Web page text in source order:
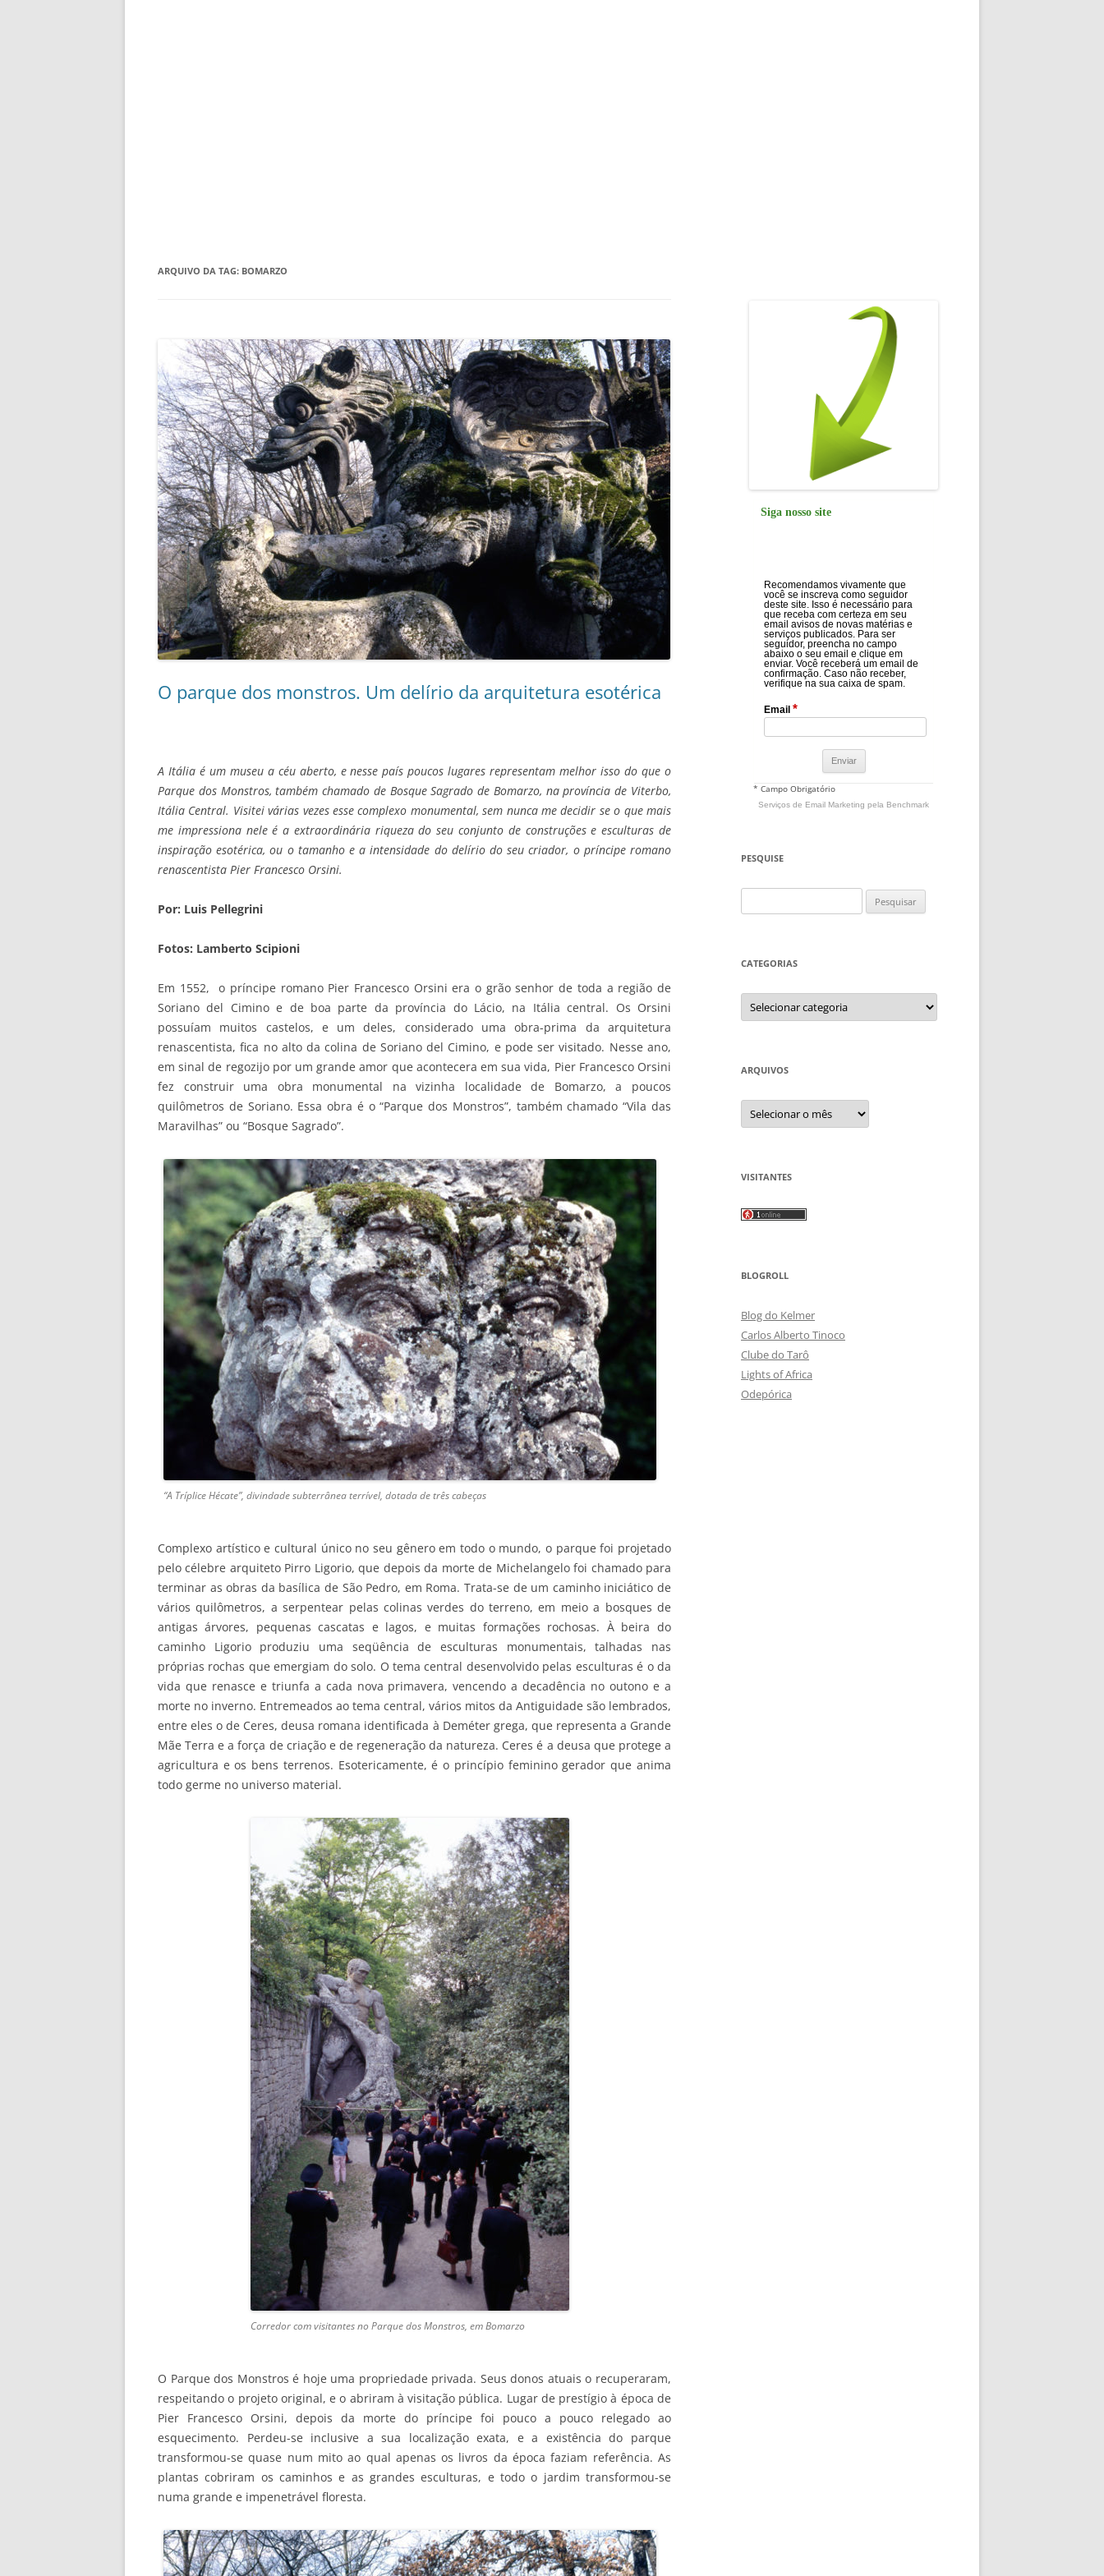
ARQUIVO DA TAG: BOMARZO
O parque dos monstros. Um delírio da arquitetura esotérica
A Itália é um museu a céu aberto, e nesse país poucos lugares representam melhor isso do que o
Parque dos Monstros, também chamado de Bosque Sagrado de Bomarzo, na província de Viterbo,
Itália Central. Visitei várias vezes esse complexo monumental, sem nunca me decidir se o que mais
me impressiona nele é a extraordinária riqueza do seu conjunto de construções e esculturas de
inspiração esotérica, ou o tamanho e a intensidade do delírio do seu criador, o príncipe romano
renascentista Pier Francesco Orsini.
Por: Luis Pellegrini
Fotos: Lamberto Scipioni
Em 1552, o príncipe romano Pier Francesco Orsini era o grão senhor de toda a região de
Soriano del Cimino e de boa parte da província do Lácio, na Itália central. Os Orsini
possuíam muitos castelos, e um deles, considerado uma obra-prima da arquitetura
renascentista, fica no alto da colina de Soriano del Cimino, e pode ser visitado. Nesse ano,
em sinal de regozijo por um grande amor que acontecera em sua vida, Pier Francesco Orsini
fez construir uma obra monumental na vizinha localidade de Bomarzo, a poucos
quilômetros de Soriano. Essa obra é o “Parque dos Monstros”, também chamado “Vila das
Maravilhas” ou “Bosque Sagrado”.
“A Tríplice Hécate”, divindade subterrânea terrível, dotada de três cabeças
Complexo artístico e cultural único no seu gênero em todo o mundo, o parque foi projetado
pelo célebre arquiteto Pirro Ligorio, que depois da morte de Michelangelo foi chamado para
terminar as obras da basílica de São Pedro, em Roma. Trata-se de um caminho iniciático de
vários quilômetros, a serpentear pelas colinas verdes do terreno, em meio a bosques de
antigas árvores, pequenas cascatas e lagos, e muitas formações rochosas. À beira do
caminho Ligorio produziu uma seqüência de esculturas monumentais, talhadas nas
próprias rochas que emergiam do solo. O tema central desenvolvido pelas esculturas é o da
vida que renasce e triunfa a cada nova primavera, vencendo a decadência no outono e a
morte no inverno. Entremeados ao tema central, vários mitos da Antiguidade são lembrados,
entre eles o de Ceres, deusa romana identificada à Deméter grega, que representa a Grande
Mãe Terra e a força de criação e de regeneração da natureza. Ceres é a deusa que protege a
agricultura e os bens terrenos. Esotericamente, é o princípio feminino gerador que anima
todo germe no universo material.
Corredor com visitantes no Parque dos Monstros, em Bomarzo
O Parque dos Monstros é hoje uma propriedade privada. Seus donos atuais o recuperaram,
respeitando o projeto original, e o abriram à visitação pública. Lugar de prestígio à época de
Pier Francesco Orsini, depois da morte do príncipe foi pouco a pouco relegado ao
esquecimento. Perdeu-se inclusive a sua localização exata, e a existência do parque
transformou-se quase num mito ao qual apenas os livros da época faziam referência. As
plantas cobriram os caminhos e as grandes esculturas, e todo o jardim transformou-se
numa grande e impenetrável floresta.
Siga nosso site
Recomendamos vivamente que
você se inscreva como seguidor
deste site. Isso é necessário para
que receba com certeza em seu
email avisos de novas matérias e
serviços publicados. Para ser
seguidor, preencha no campo
abaixo o seu email e clique em
enviar. Você receberá um email de
confirmação. Caso não receber,
verifique na sua caixa de spam.
Email *
* Campo Obrigatório
Serviços de Email Marketing pela Benchmark
PESQUISE
por:
CATEGORIAS
Categorias
ARQUIVOS
Arquivos
VISITANTES
BLOGROLL
Blog do Kelmer
Carlos Alberto Tinoco
Clube do Tarô
Lights of Africa
Odepórica